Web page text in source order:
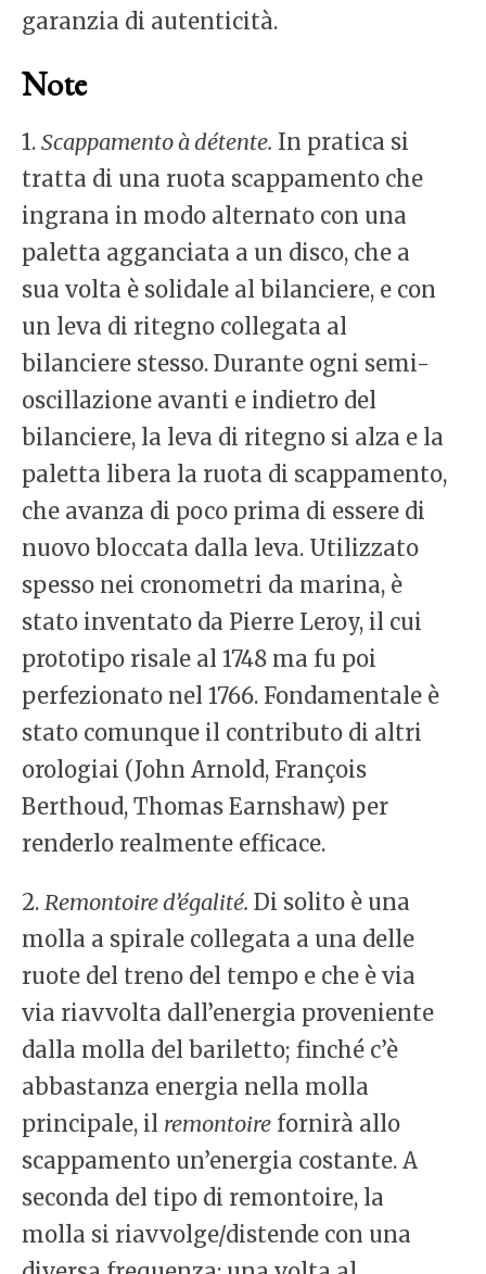
garanzia di autenticità.
Note
1. Scappamento à détente. In pratica si
tratta di una ruota scappamento che
ingrana in modo alternato con una
paletta agganciata a un disco, che a
sua volta è solidale al bilanciere, e con
un leva di ritegno collegata al
bilanciere stesso. Durante ogni semi-
oscillazione avanti e indietro del
bilanciere, la leva di ritegno si alza e la
paletta libera la ruota di scappamento,
che avanza di poco prima di essere di
nuovo bloccata dalla leva. Utilizzato
spesso nei cronometri da marina, è
stato inventato da Pierre Leroy, il cui
prototipo risale al 1748 ma fu poi
perfezionato nel 1766. Fondamentale è
stato comunque il contributo di altri
orologiai (John Arnold, François
Berthoud, Thomas Earnshaw) per
renderlo realmente efficace.
2. Remontoire d’égalité. Di solito è una
molla a spirale collegata a una delle
ruote del treno del tempo e che è via
via riavvolta dall’energia proveniente
dalla molla del bariletto; finché c’è
abbastanza energia nella molla
principale, il remontoire fornirà allo
scappamento un’energia costante. A
seconda del tipo di remontoire, la
molla si riavvolge/distende con una